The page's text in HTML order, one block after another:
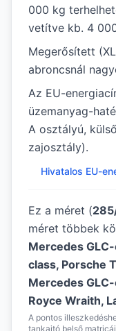
000 kg
vetítve kb. 4
Megerősített
abroncsnál
Az EU-
üzemanyag-
A osztályú,
zajosztály).
Hivatalos EU-
Ez a méret (
méret többek
Mercedes
class, Porsche
Mercedes
Royce Wraith,
A pontos
tankajtó belső